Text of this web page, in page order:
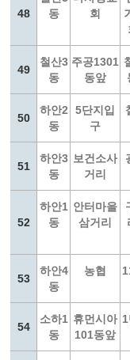
48
동
회
49
철산3
동
주공1301
동앞
50
하안2
동
5단지입
구
51
하안3
동
보건소사
거리
52
하안1
동
안터마을
삼거리
53
하안4
동
농협
54
소하1
동
휴먼시아
101동앞